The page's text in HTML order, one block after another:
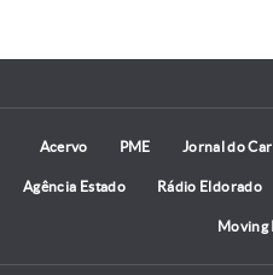
Acervo PME Jornal do
Agência Estado Rádio Eldorado
Moving